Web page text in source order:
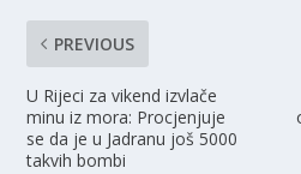
PREVIOUS
U Rijeci za vikend izvlače
minu iz mora: Procjenjuje
se da je u Jadranu još 5000
takvih bombi